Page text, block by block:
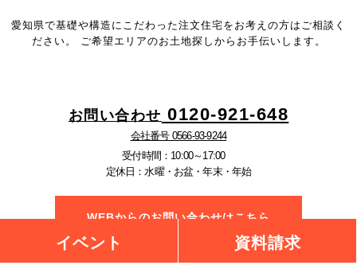
愛知県で基礎や構造にこだわった注文住宅を お考えの方はご相談く
ださい。
ご希望エリアのお土地探しからお手伝いします。
お問い合わせ 0120-921-648
会社番号 0566-93-9244
受付時間：10:00～17:00
定休日：水曜・お盆・年末・年始
WEBからのお問い合わせはこちら
イベント 資料請求